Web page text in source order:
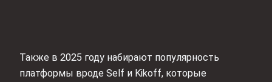
Также в 2025 году набирают популярность
платформы вроде Self и Kikoff, которые